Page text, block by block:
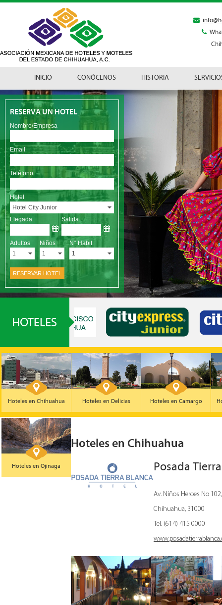
INICIO CONÓCENOS HISTORIA
Hoteles en Chihuahua Hoteles en Delicias Hoteles en Camargo
Hoteles en Ojinaga
Hoteles en Chihuahua
Posada
Av. Niños Heroes No
Chihuahua, 31000
Tel. (614) 415 0000